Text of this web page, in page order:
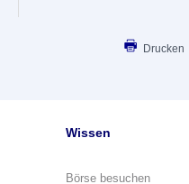
Drucken
Wissen
Börse besuchen